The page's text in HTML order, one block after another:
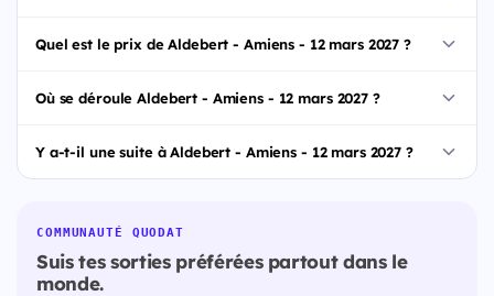
Quel est le prix de Aldebert - Amiens - 12 mars 2027 ?
Où se déroule Aldebert - Amiens - 12 mars 2027 ?
Y a-t-il une suite à Aldebert - Amiens - 12 mars 2027 ?
COMMUNAUTÉ QUODAT
Suis tes sorties préférées partout dans le
monde.